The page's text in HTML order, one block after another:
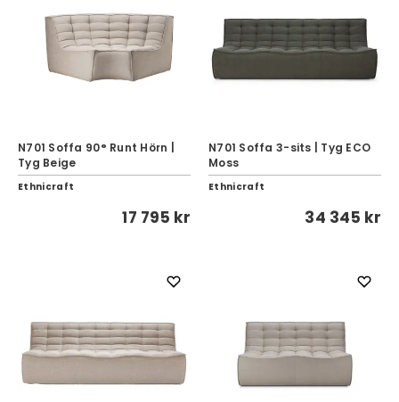
N701 Soffa 90° Runt Hörn |
Tyg Beige
Ethnicraft
17 795 kr
N701 Soffa 3-sits | Tyg ECO
Moss
Ethnicraft
34 345 kr